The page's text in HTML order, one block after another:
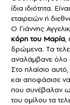
ίδια ιδιότητα.
εταιρειών ή
Ο Γιάννης
κόρη του Μαρία,
δρώμενα. Τα
αναλάμβανε όλο
Στο πλαίσιο
και αποφάσισε
που συνέβαλαν
του ομίλου τα